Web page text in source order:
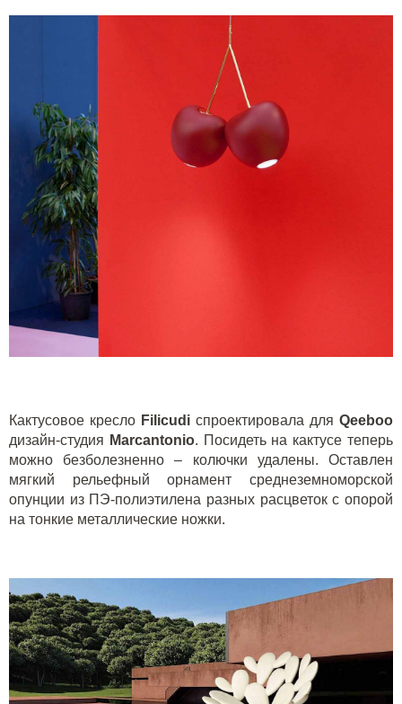
Кактусовое кресло Filicudi спроектировала для Qeeboo
дизайн-студия Marcantonio. Посидеть на кактусе теперь
можно безболезненно – колючки удалены. Оставлен
мягкий рельефный орнамент среднеземноморской
опунции из ПЭ-полиэтилена разных расцветок с опорой
на тонкие металлические ножки.